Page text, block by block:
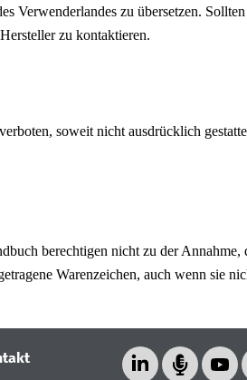
Verwenderlandes zu übersetzen.
zu kontaktieren.
soweit nicht ausdrücklich
berechtigen nicht zu der Annahme,
Warenzeichen, auch wenn sie